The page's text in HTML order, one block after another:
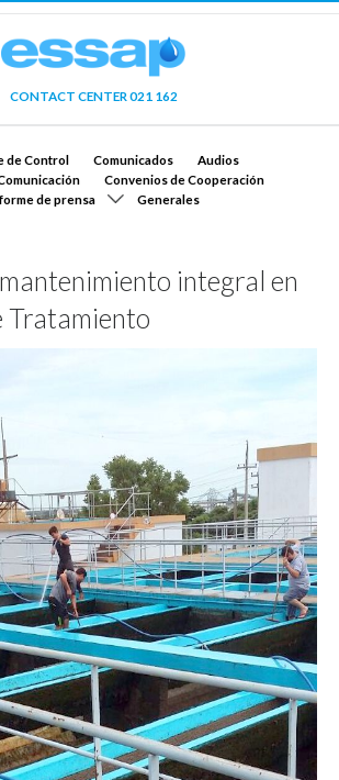
CONTACT CENTER 021 162
de Control Comunicados
Audios
Convenios de Cooperación
de prensa
Generales
integral en
Tratamiento